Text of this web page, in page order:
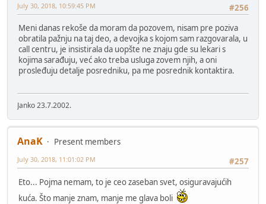
#256
July 30, 2018, 10:59:45 PM
Meni danas rekoše da moram da pozovem, nisam pre poziva
obratila pažnju na taj deo, a devojka s kojom sam razgovarala, u
call centru, je insistirala da uopšte ne znaju gde su lekari s
kojima sarađuju, već ako treba usluga zovem njih, a oni
prosleđuju detalje posredniku, pa me posrednik kontaktira.
Janko 23.7.2002.
AnaK
Present members
#257
July 30, 2018, 11:01:02 PM
Eto... Pojma nemam, to je ceo zaseban svet, osiguravajućih
kuća. Što manje znam, manje me glava boli